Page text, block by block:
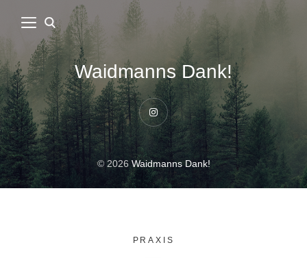
Waidmanns Dank!
Instagram
© 2026Waidmanns Dank!
PRAXIS